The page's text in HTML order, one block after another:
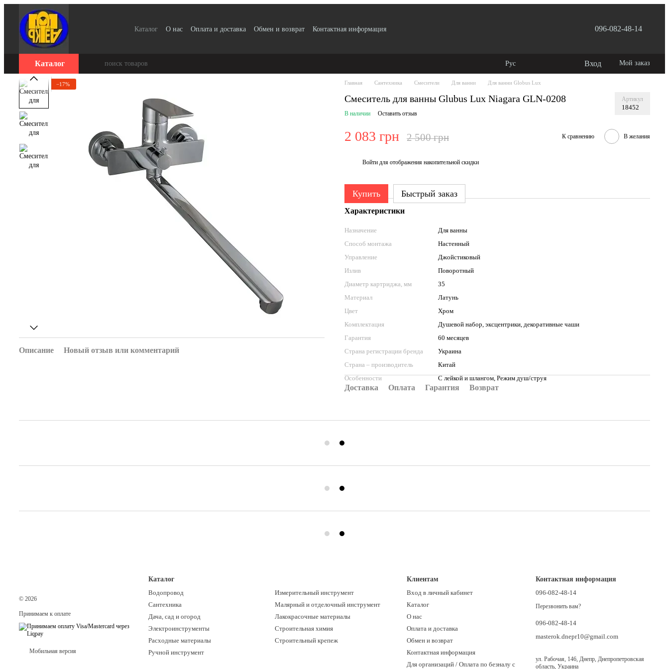
Перейти к основному контенту
Каталог О нас Оплата и доставка Обмен и возврат
Контактная информация
096-082-48-14
Каталог Рус Вход Мой заказ
−17%
Описание Новый отзыв или комментарий
Главная Сантехника Смесители Для ванни Для ванни Globus Lux
Смеситель для ванны Glubus Lux Niagara GLN-0208 Артикул
18452
В наличии Оставить отзыв
2 083 грн 2 500 грн К сравнению В желания
Войти для отображения накопительной скидки
Купить Быстрый заказ
Характеристики
Назначение
Для ванны
Способ монтажа
Настенный
Управление
Джойстиковый
Излив
Поворотный
Диаметр картриджа, мм
35
Материал
Латунь
Цвет
Хром
Комплектация
Душевой набор, эксцентрики, декоративные чаши
Гарантия
60 месяцев
Страна регистрации бренда
Украина
Страна – производитель
Китай
Особенности
С лейкой и шлангом, Режим душ/струя
Доставка Оплата Гарантия Возврат
© 2026
Принимаем к оплате
Мобильная версия
Каталог
Водопровод
Сантехника
Дача, сад и огород
Электроинструменты
Расходные материалы
Ручной инструмент
Измерительный инструмент
Малярный и отделочный инструмент
Лакокрасочные материалы
Строительная химия
Строительный крепеж
Клиентам
Вход в личный кабинет
Каталог
О нас
Оплата и доставка
Обмен и возврат
Контактная информация
Для организаций / Оплата по безналу с
Контактная информация
096-082-48-14
Перезвонить вам?
096-082-48-14
masterok.dnepr10@gmail.com
ул. Рабочая, 146, Днепр, Днепропетровская
область, Украина